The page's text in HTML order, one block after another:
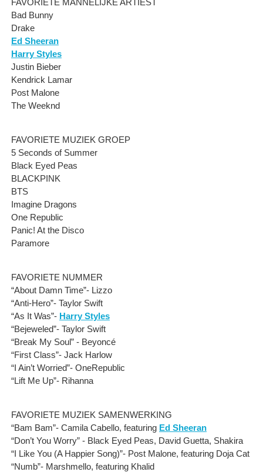
Bad Bunny
Drake
Ed Sheeran
Harry Styles
Justin Bieber
Kendrick Lamar
Post Malone
The Weeknd
FAVORIETE MUZIEK GROEP
5 Seconds of Summer
Black Eyed Peas
BLACKPINK
BTS
Imagine Dragons
One Republic
Panic! At the Disco
Paramore
FAVORIETE NUMMER
“About Damn Time”- Lizzo
“Anti-Hero”- Taylor Swift
“As It Was”- Harry Styles
“Bejeweled”- Taylor Swift
“Break My Soul” - Beyoncé
“First Class”- Jack Harlow
“I Ain’t Worried”- OneRepublic
“Lift Me Up”- Rihanna
FAVORIETE MUZIEK SAMENWERKING
“Bam Bam”- Camila Cabello, featuring Ed Sheeran
“Don’t You Worry” - Black Eyed Peas, David Guetta, Shakira
“I Like You (A Happier Song)”- Post Malone, featuring Doja Cat
“Numb”- Marshmello, featuring Khalid